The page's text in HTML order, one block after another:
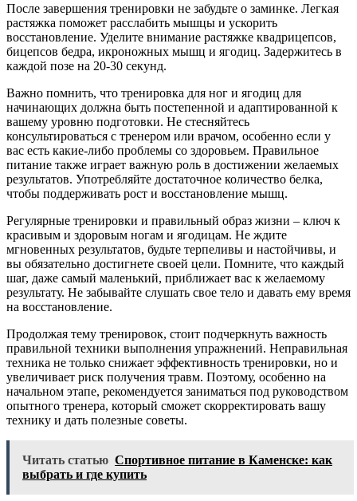
После завершения тренировки не забудьте о заминке. Легкая
растяжка поможет расслабить мышцы и ускорить
восстановление. Уделите внимание растяжке квадрицепсов,
бицепсов бедра, икроножных мышц и ягодиц. Задержитесь в
каждой позе на 20-30 секунд.
Важно помнить, что тренировка для ног и ягодиц для
начинающих должна быть постепенной и адаптированной к
вашему уровню подготовки. Не стесняйтесь
консультироваться с тренером или врачом, особенно если у
вас есть какие-либо проблемы со здоровьем. Правильное
питание также играет важную роль в достижении желаемых
результатов. Употребляйте достаточное количество белка,
чтобы поддерживать рост и восстановление мышц.
Регулярные тренировки и правильный образ жизни – ключ к
красивым и здоровым ногам и ягодицам. Не ждите
мгновенных результатов, будьте терпеливы и настойчивы, и
вы обязательно достигнете своей цели. Помните, что каждый
шаг, даже самый маленький, приближает вас к желаемому
результату. Не забывайте слушать свое тело и давать ему время
на восстановление.
Продолжая тему тренировок, стоит подчеркнуть важность
правильной техники выполнения упражнений. Неправильная
техника не только снижает эффективность тренировки, но и
увеличивает риск получения травм. Поэтому, особенно на
начальном этапе, рекомендуется заниматься под руководством
опытного тренера, который сможет скорректировать вашу
технику и дать полезные советы.
Читать статью Спортивное питание в Каменске: как
выбрать и где купить